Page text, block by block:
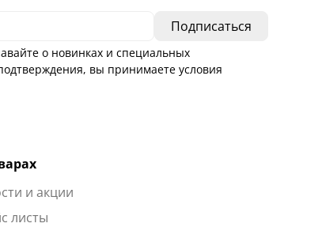
о новинках и специальных
вы принимаете условия
и акции
листы